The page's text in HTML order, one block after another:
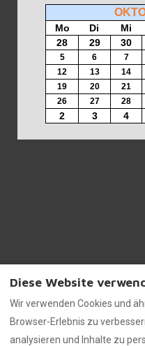
Impressum
Diese Website
Wir verwenden Cookies und
Browser-Erlebnis zu
analysieren und Inhalte zu